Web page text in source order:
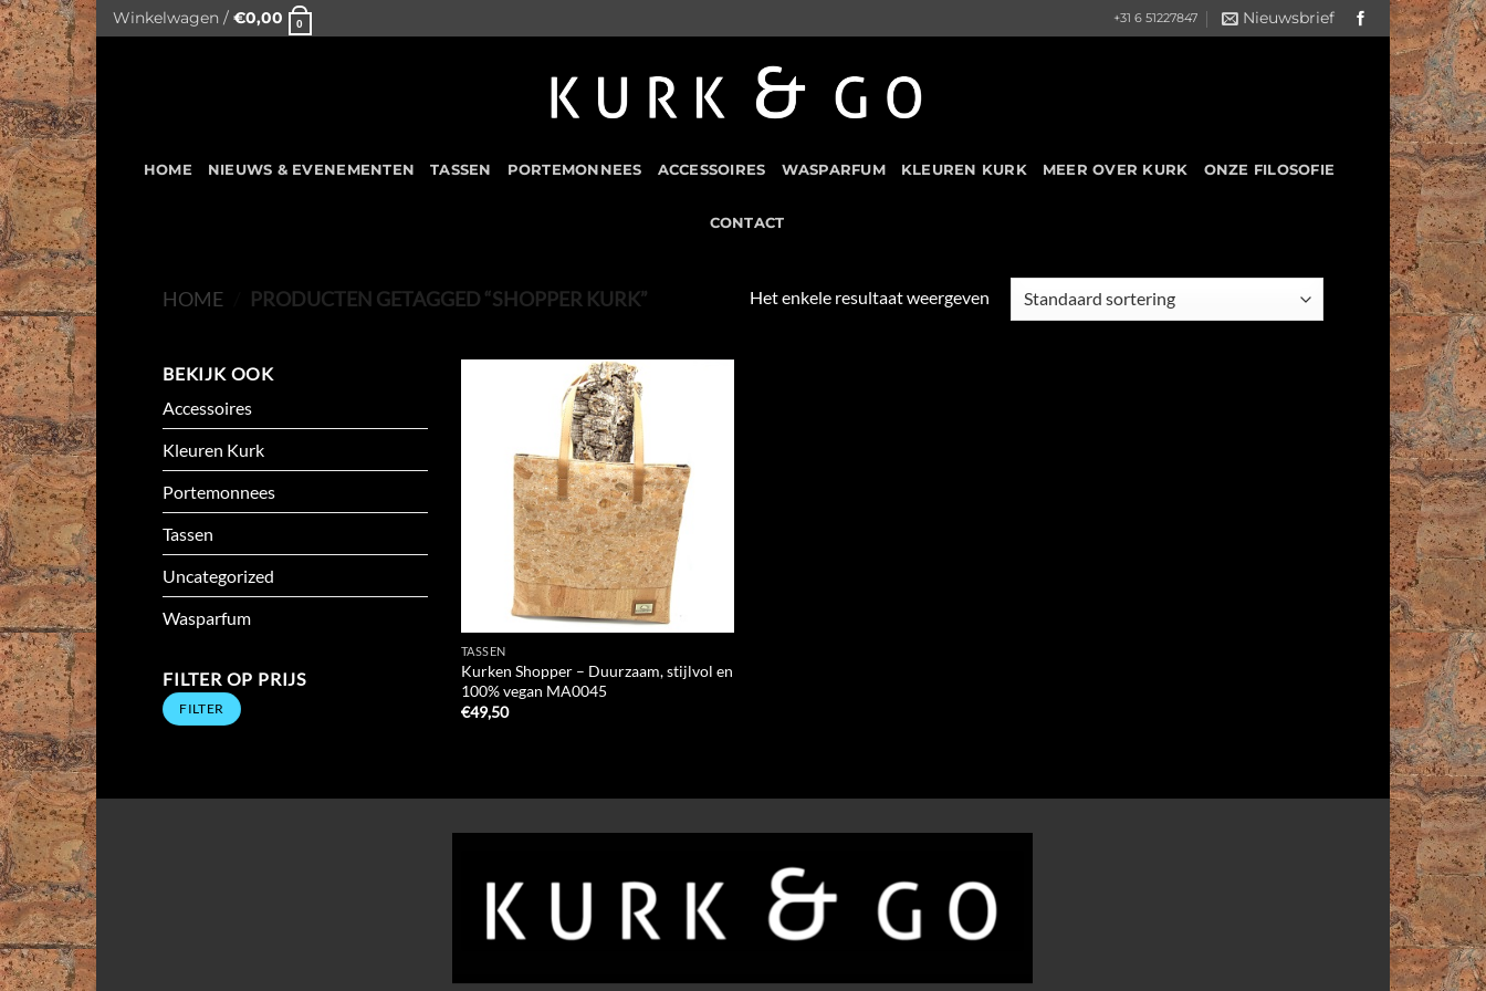
Skip
to
content
Winkelwagen / €0,00 0 +31 6 51227847 Nieuwsbrief
HOME NIEUWS & EVENEMENTEN TASSEN PORTEMONNEES ACCESSOIRES WASPARFUM KLEUREN KURK MEER OVER KURK ONZE FILOSOFIE
CONTACT
HOME PRODUCTEN GETAGGED “SHOPPER KURK” Het enkele resultaat weergeven
BEKIJK OOK
Accessoires
Kleuren Kurk
Portemonnees
Tassen
Uncategorized
Wasparfum
FILTER OP PRIJS
Min.
prijs
Max.
prijsFILTER
TASSEN
Kurken Shopper – Duurzaam, stijlvol en
100% vegan MA0045
€49,50